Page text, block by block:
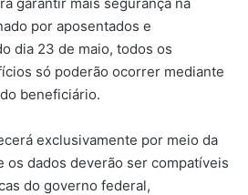
por aposentados e
dia 23 de maio, todos os
só poderão ocorrer mediante
beneficiário.
exclusivamente por meio da
os dados deverão ser compatíveis
do governo federal,